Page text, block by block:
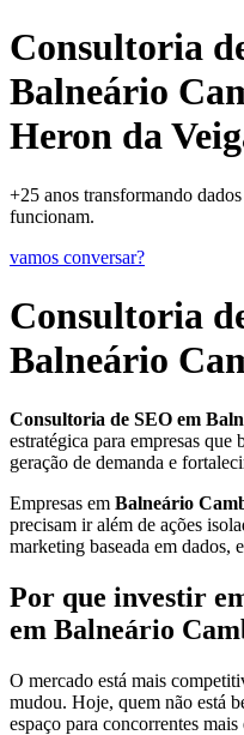
Consultoria
Balneário
Heron da
+25 anos transformando
funcionam.
vamos conversar?
Consultoria
Balneário
Consultoria de SEO em
estratégica para empresas
geração de demanda e
Empresas em Balneário
precisam ir além de ações
marketing baseada em dados,
Por que investir
em Balneário
O mercado está mais
mudou. Hoje, quem não está
espaço para concorrentes mais